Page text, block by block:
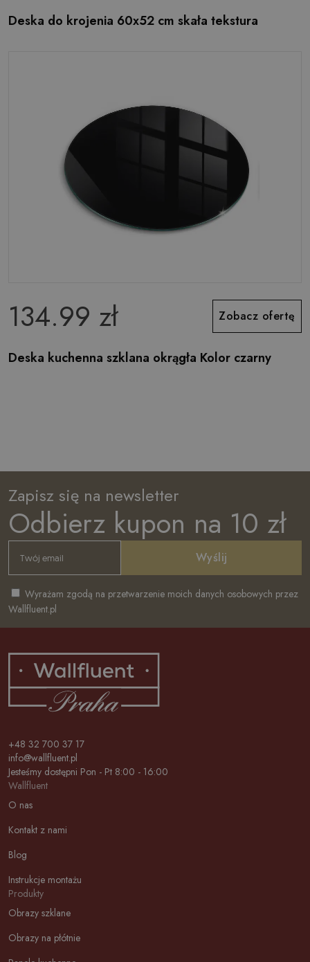
Deska do krojenia 60x52 cm skała tekstura
134.99 zł Zobacz ofertę
Deska kuchenna szklana okrągła Kolor czarny
Zapisz się na newsletter
Odbierz kupon na 10 zł
Wyślij
Wyrażam zgodą na przetwarzenie moich danych osobowych przez
Wallfluent.pl
+48 32 700 37 17
info@wallfluent.pl
Jesteśmy dostępni Pon - Pt 8:00 - 16:00
Wallfluent
O nas
Kontakt z nami
Blog
Instrukcje montażu
Produkty
Obrazy szklane
Obrazy na płótnie